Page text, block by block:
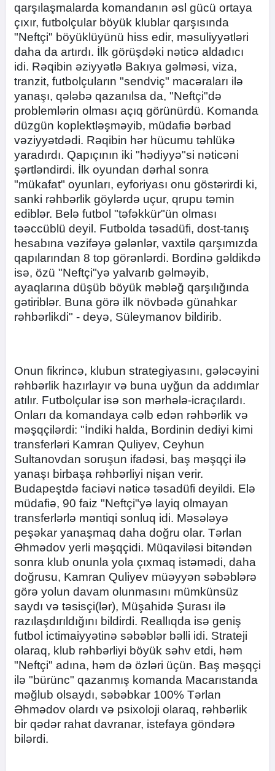
qarşılaşmalarda komandanın əsl gücü ortaya
çıxır, futbolçular böyük klublar qarşısında
"Neftçi" böyüklüyünü hiss edir, məsuliyyətləri
daha da artırdı. İlk görüşdəki nəticə aldadıcı
idi. Rəqibin əziyyətlə Bakıya gəlməsi, viza,
tranzit, futbolçuların "sendviç" macəraları ilə
yanaşı, qələbə qazanılsa da, "Neftçi"də
problemlərin olması açıq görünürdü. Komanda
düzgün koplektləşməyib, müdafiə bərbad
vəziyyətdədi. Rəqibin hər hücumu təhlükə
yaradırdı. Qapıçının iki "hədiyyə"si nəticəni
şərtləndirdi. İlk oyundan dərhal sonra
"mükafat" oyunları, eyforiyası onu göstərirdi ki,
sanki rəhbərlik göylərdə uçur, qrupu təmin
ediblər. Belə futbol "təfəkkür"ün olması
təəccüblü deyil. Futbolda təsadüfi, dost-tanış
hesabına vəzifəyə gələnlər, vaxtilə qarşımızda
qapılarından 8 top görənlərdi. Bordinə gəldikdə
isə, özü "Neftçi"yə yalvarıb gəlməyib,
ayaqlarına düşüb böyük məbləğ qarşılığında
gətiriblər. Buna görə ilk növbədə günahkar
rəhbərlikdi" - deyə, Süleymanov bildirib.
Onun fikrincə, klubun strategiyasını, gələcəyini
rəhbərlik hazırlayır və buna uyğun da addımlar
atılır. Futbolçular isə son mərhələ-icraçılardı.
Onları da komandaya cəlb edən rəhbərlik və
məşqçilərdi: "İndiki halda, Bordinin dediyi kimi
transferləri Kamran Quliyev, Ceyhun
Sultanovdan soruşun ifadəsi, baş məşqçi ilə
yanaşı birbaşa rəhbərliyi nişan verir.
Budapeştdə faciəvi nəticə təsadüfi deyildi. Elə
müdafiə, 90 faiz "Neftçi"yə layiq olmayan
transferlərlə məntiqi sonluq idi. Məsələyə
peşəkar yanaşmaq daha doğru olar. Tərlan
Əhmədov yerli məşqçidi. Müqaviləsi bitəndən
sonra klub onunla yola çıxmaq istəmədi, daha
doğrusu, Kamran Quliyev müəyyən səbəblərə
görə yolun davam olunmasını mümkünsüz
saydı və təsisçi(lər), Müşahidə Şurası ilə
razılaşdırıldığını bildirdi. Reallıqda isə geniş
futbol ictimaiyyətinə səbəblər bəlli idi. Strateji
olaraq, klub rəhbərliyi böyük səhv etdi, həm
"Neftçi" adına, həm də özləri üçün. Baş məşqçi
ilə "bürünc" qazanmış komanda Macarıstanda
məğlub olsaydı, səbəbkar 100% Tərlan
Əhmədov olardı və psixoloji olaraq, rəhbərlik
bir qədər rahat davranar, istefaya göndərə
bilərdi.